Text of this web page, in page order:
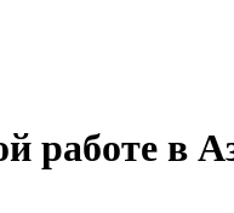
работе в